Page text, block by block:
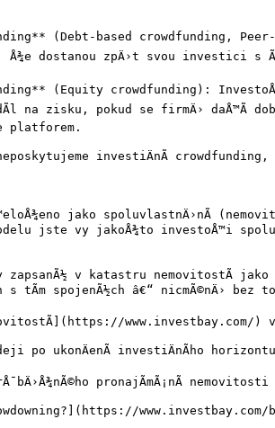
(Debt-based crowdfunding,
Å¾e dostanou zpÄ›t svou investici s
(Equity crowdfunding):
na zisku, pokud se firmÄ› daÅ™Ã­
platforem.
investiÄnÃ­ crowdfunding,
jako spoluvlastnÄ›nÃ­
jste vy jakoÅ¾to investoÅ™i
zapsanÃ½ v katastru nemovitostÃ­
s tÃ­m spojenÃ½ch â€“ nicmÃ©nÄ›
www.investbay.com/)
po ukonÄenÃ­ investiÄnÃ­ho horizontu
pronajÃ­mÃ¡nÃ­ nemovitosti